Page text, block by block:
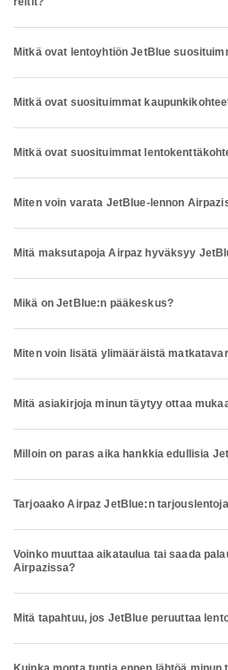
Mitkä ovat lentoyhtiön JetBlue
Mitkä ovat suosituimmat
Mitkä ovat suosituimmat
Miten voin varata JetBlue-lennon
Mitä maksutapoja Airpaz hyväksyy
Mikä on JetBlue:n pääkeskus?
Miten voin lisätä ylimääräistä
Mitä asiakirjoja minun täytyy ottaa
Milloin on paras aika hankkia edullisia
Tarjoaako Airpaz JetBlue:n
Voinko muuttaa aikataulua tai saada
Airpazissa?
Mitä tapahtuu, jos JetBlue peruuttaa